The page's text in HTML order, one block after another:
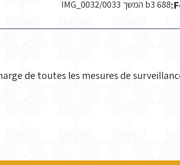
b3 688 המשך IMG_0032/0033
de toutes les mesures de